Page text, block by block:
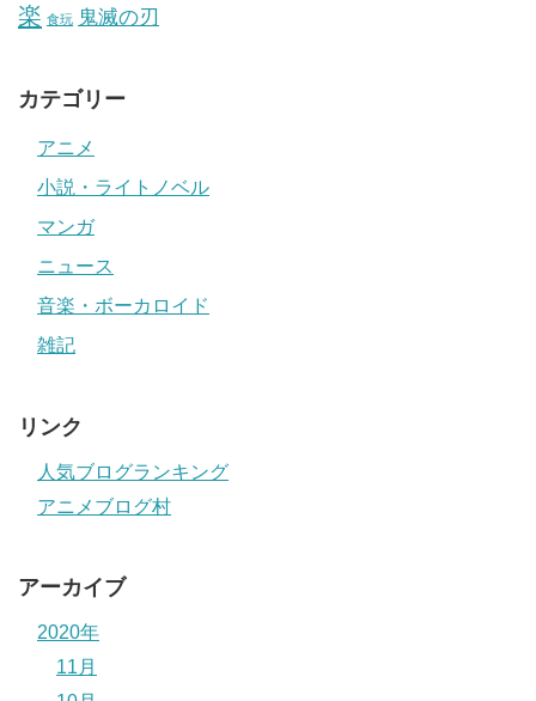
楽 食玩 鬼滅の刃
カテゴリー
アニメ
小説・ライトノベル
マンガ
ニュース
音楽・ボーカロイド
雑記
リンク
人気ブログランキング
アニメブログ村
アーカイブ
2020年
11月